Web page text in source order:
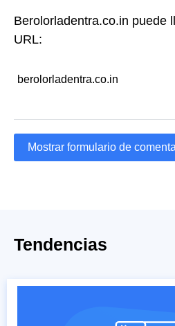
Berolorladentra.co.in puede
URL:
berolorladentra.co.in
Mostrar formulario de
Tendencias